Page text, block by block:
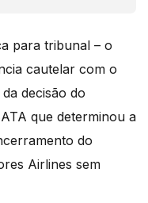
para tribunal – o
cautelar com o
decisão do
que determinou a
do
Airlines sem